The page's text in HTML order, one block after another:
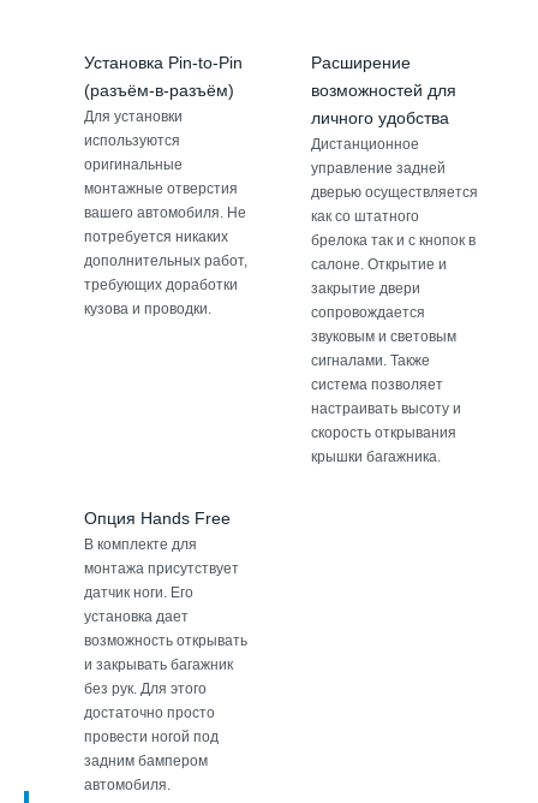
Установка Pin-to-Pin
(разъём-в-разъём)
Для установки
используются
оригинальные
монтажные отверстия
вашего автомобиля. Не
потребуется никаких
дополнительных работ,
требующих доработки
кузова и проводки.
Расширение
возможностей для
личного удобства
Дистанционное
управление задней
дверью осуществляется
как со штатного
брелока так и с кнопок в
салоне. Открытие и
закрытие двери
сопровождается
звуковым и световым
сигналами. Также
система позволяет
настраивать высоту и
скорость открывания
крышки багажника.
Опция Hands Free
В комплекте для
монтажа присутствует
датчик ноги. Его
установка дает
возможность открывать
и закрывать багажник
без рук. Для этого
достаточно просто
провести ногой под
задним бампером
автомобиля.